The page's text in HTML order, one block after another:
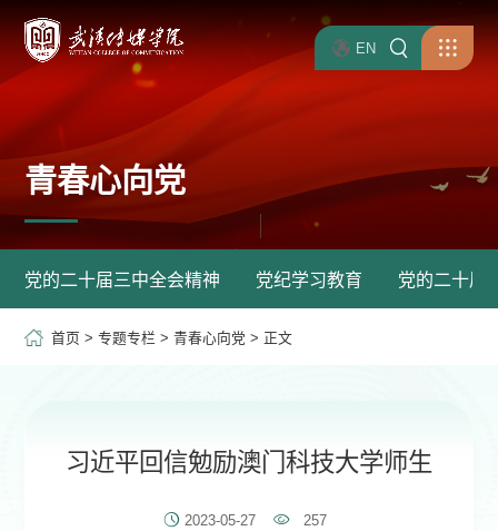
EN
青春心向党
党的二十届三中全会精神 党纪学习教育 党的二十届
首页 >专题专栏 >青春心向党 > 正文
习近平回信勉励澳门科技大学师生
2023-05-27 257